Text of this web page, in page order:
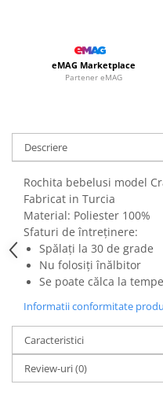
eMAG Marketplace
Partener eMAG
Descriere
Rochita bebelusi model
Fabricat in Turcia
Material: Poliester 100%
Sfaturi de întreținere:
Spălați la 30 de grade
Nu folosiți înălbitor
Se poate călca la
Informatii conformitate
Caracteristici
Review-uri(0)